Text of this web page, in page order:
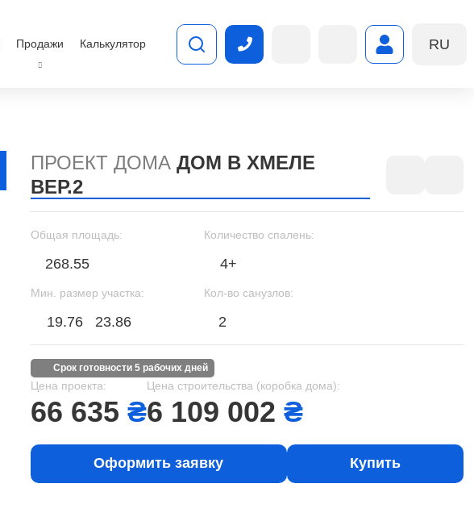
Продажи Калькулятор RU
ПРОЕКТ ДОМАДОМ В ХМЕЛЕ
ВЕР.2
Общая площадь:
268.55
Количество спалень:
4+
Мин. размер участка:
19.76 23.86
Кол-во санузлов:
2
срок готовности 5 рабочих дней
Цена проекта:
66 635 ₴
Цена строительства (коробка дома):
6 109 002 ₴
Оформить заявку Купить